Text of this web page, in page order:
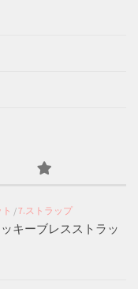
/7.ストラップ
キーブレスストラッ